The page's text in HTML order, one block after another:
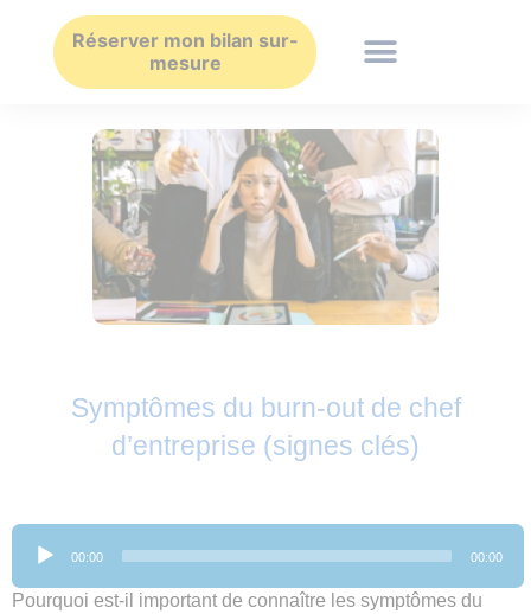
contenu
Réserver mon bilan sur-
mesure
Symptômes du burn-out de chef
d’entreprise (signes clés)
Lecteur
audio
00:00 00:00
Pourquoi est-il important de connaître les symptômes du